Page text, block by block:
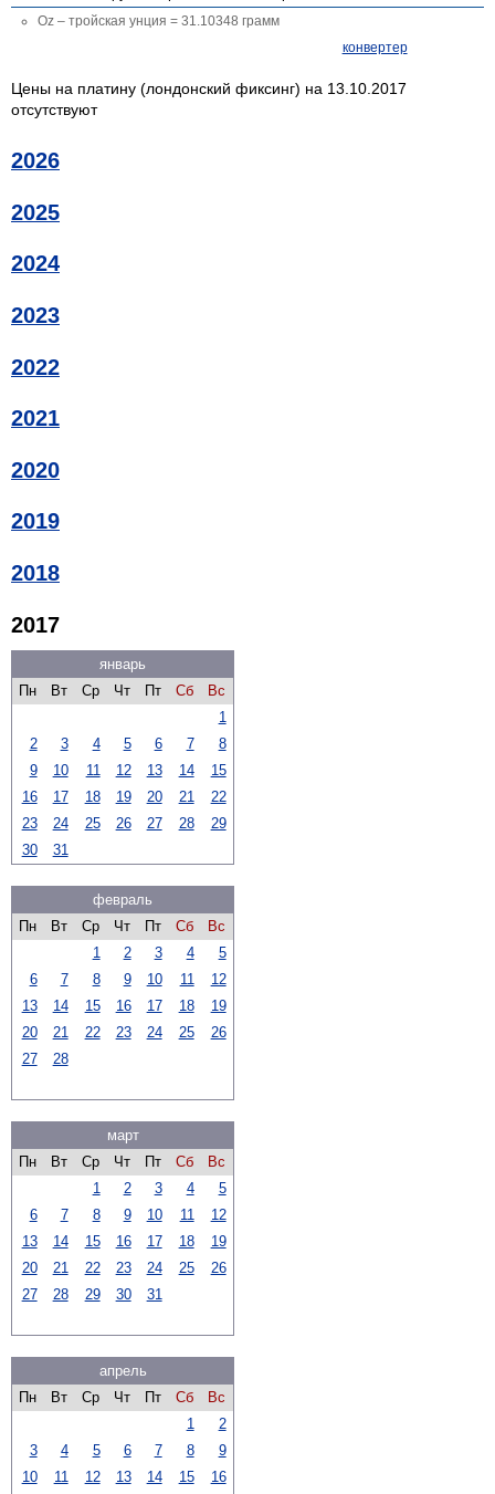
Oz – тройская унция = 31.10348 грамм
конвертер
Цены на платину (лондонский фиксинг) на 13.10.2017
отсутствуют
2026
2025
2024
2023
2022
2021
2020
2019
2018
2017
январь
Пн
Вт Ср Чт Пт Сб
Вс
1
2
3 4 5 6 7
8
9
10 11 12 13 14
15
16
17 18 19 20 21
22
23
24 25 26 27 28
29
30
31
февраль
Пн
Вт Ср Чт Пт Сб
Вс
1
2 3 4
5
6
7 8 9 10 11
12
13
14 15 16 17 18
19
20
21 22 23 24 25
26
27
28
март
Пн
Вт Ср Чт Пт Сб
Вс
1
2 3 4
5
6
7 8 9 10 11
12
13
14 15 16 17 18
19
20
21 22 23 24 25
26
27
28 29 30 31
апрель
Пн
Вт Ср Чт Пт Сб
Вс
1
2
3
4 5 6 7 8
9
10
11 12 13 14 15
16